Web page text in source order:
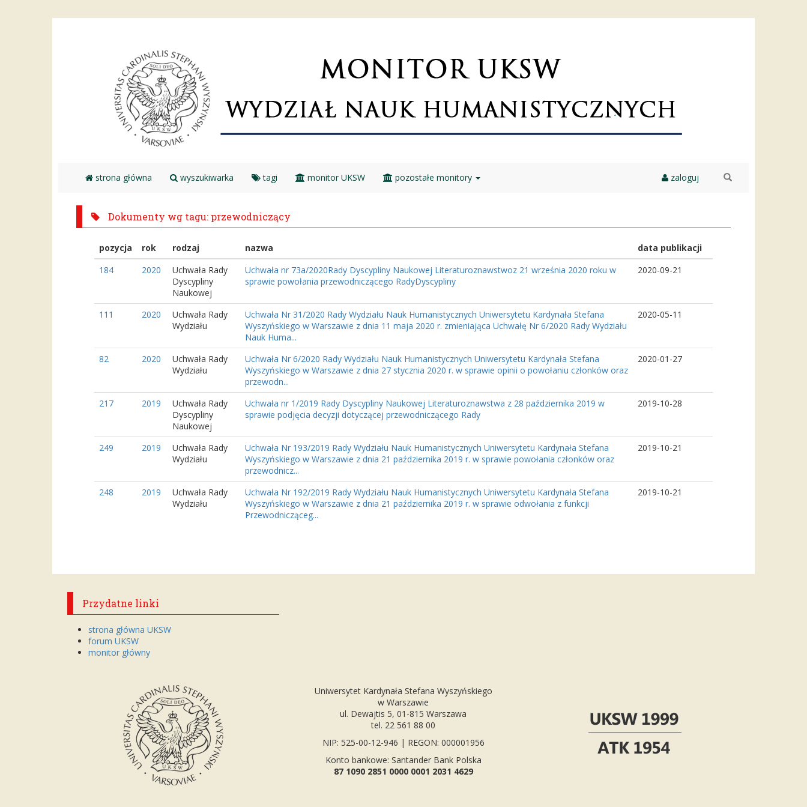
strona główna wyszukiwarka tagi monitor UKSW pozostałe monitory zaloguj
Dokumenty wg tagu: przewodniczący
pozycja rok rodzaj nazwa
data publikacji
184
2020
Uchwała Rady
Dyscypliny
Naukowej
Uchwała nr 73a/2020Rady Dyscypliny Naukowej Literaturoznawstwoz 21 września 2020 roku w
sprawie powołania przewodniczącego RadyDyscypliny
2020-09-21
111 2020
Uchwała Rady
Wydziału
Uchwała Nr 31/2020 Rady Wydziału Nauk Humanistycznych Uniwersytetu Kardynała Stefana
Wyszyńskiego w Warszawie z dnia 11 maja 2020 r. zmieniająca Uchwałę Nr 6/2020 Rady Wydziału
Nauk Huma...
2020-05-11
82 2020
Uchwała Rady
Wydziału
Uchwała Nr 6/2020 Rady Wydziału Nauk Humanistycznych Uniwersytetu Kardynała Stefana
Wyszyńskiego w Warszawie z dnia 27 stycznia 2020 r. w sprawie opinii o powołaniu członków oraz
przewodn...
2020-01-27
217 2019
Uchwała Rady
Dyscypliny
Naukowej
Uchwała nr 1/2019 Rady Dyscypliny Naukowej Literaturoznawstwa z 28 października 2019 w
sprawie podjęcia decyzji dotyczącej przewodniczącego Rady
2019-10-28
249 2019
Uchwała Rady
Wydziału
Uchwała Nr 193/2019 Rady Wydziału Nauk Humanistycznych Uniwersytetu Kardynała Stefana
Wyszyńskiego w Warszawie z dnia 21 października 2019 r. w sprawie powołania członków oraz
przewodnicz...
2019-10-21
248 2019
Uchwała Rady
Wydziału
Uchwała Nr 192/2019 Rady Wydziału Nauk Humanistycznych Uniwersytetu Kardynała Stefana
Wyszyńskiego w Warszawie z dnia 21 października 2019 r. w sprawie odwołania z funkcji
Przewodnicząceg...
2019-10-21
Przydatne linki
strona główna UKSW
forum UKSW
monitor główny
Uniwersytet Kardynała Stefana Wyszyńskiego
w Warszawie
ul. Dewajtis 5, 01-815 Warszawa
tel. 22 561 88 00
NIP: 525-00-12-946 | REGON: 000001956
Konto bankowe: Santander Bank Polska
87 1090 2851 0000 0001 2031 4629